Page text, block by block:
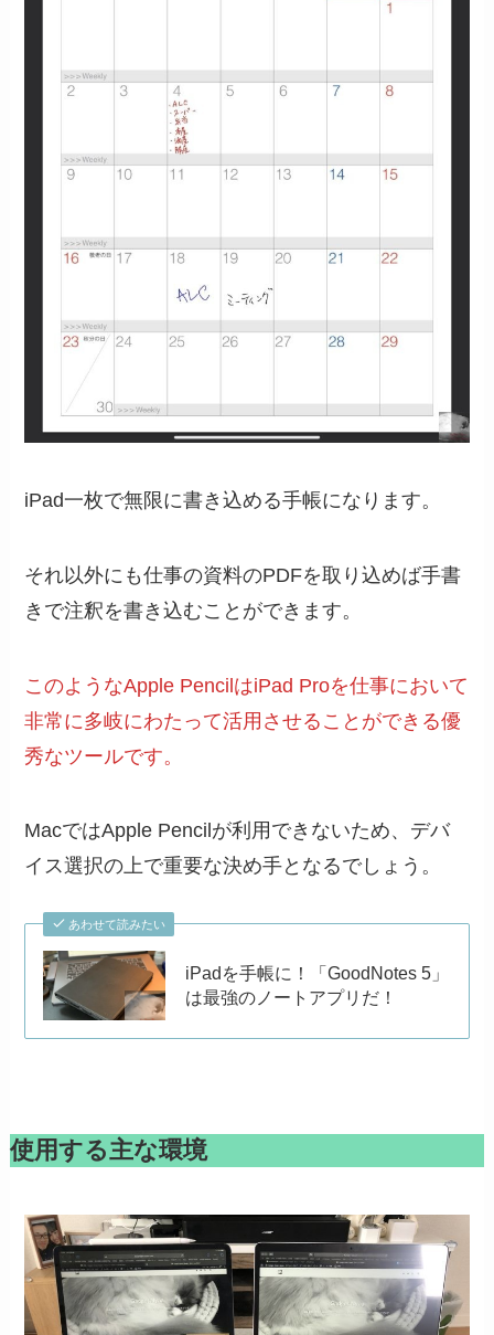
iPad一枚で無限に書き込める手帳になります。
それ以外にも仕事の資料のPDFを取り込めば手書
きで注釈を書き込むことができます。
このようなApple PencilはiPad Proを仕事において
非常に多岐にわたって活用させることができる優
秀なツールです。
MacではApple Pencilが利用できないため、デバ
イス選択の上で重要な決め手となるでしょう。
あわせて読みたい
iPadを手帳に！「GoodNotes 5」
は最強のノートアプリだ！
使用する主な環境